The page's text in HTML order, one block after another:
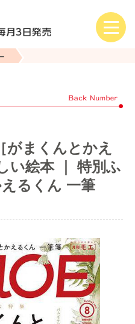
がまくんとかえ
い絵本 ｜ 特別ふ
るくん 一筆